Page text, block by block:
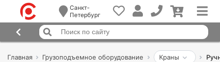
Санкт-
Петербург
Главная Грузоподъемное оборудование Краны